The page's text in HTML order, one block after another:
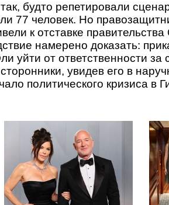
будто репетировали
77 человек. Но
к отставке
намерено доказать:
уйти от ответственности за
увидев его в
политического кризиса в